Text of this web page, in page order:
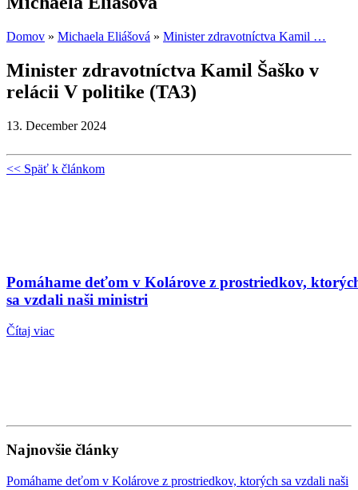
Domov » Michaela Eliášová » Minister zdravotníctva Kamil …
Minister zdravotníctva Kamil Šaško v
relácii V politike (TA3)
13. December 2024
<< Späť k článkom
Pomáhame deťom v Kolárove z prostriedkov,
sa vzdali naši ministri
Čítaj viac
Najnovšie články
Pomáhame deťom v Kolárove z prostriedkov, ktorých sa vzdali naši